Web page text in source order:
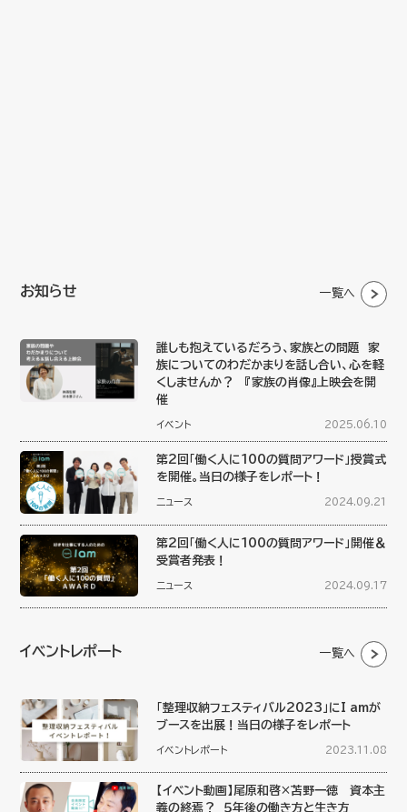
お知らせ 一覧へ
誰しも抱えているだろう、家族との問題 家
族についてのわだかまりを話し合い、心を軽
くしませんか？ 『家族の肖像』上映会を開
催
イベント 2025.06.10
第2回「働く人に100の質問アワード」授賞式
を開催。当日の様子をレポート！
ニュース 2024.09.21
第2回「働く人に100の質問アワード」開催＆
受賞者発表！
ニュース 2024.09.17
イベントレポート 一覧へ
「整理収納フェスティバル2023」にI amが
ブースを出展！当日の様子をレポート
イベントレポート 2023.11.08
【イベント動画】尾原和啓×苫野一徳 資本主
義の終焉？ ５年後の働き方と生き方